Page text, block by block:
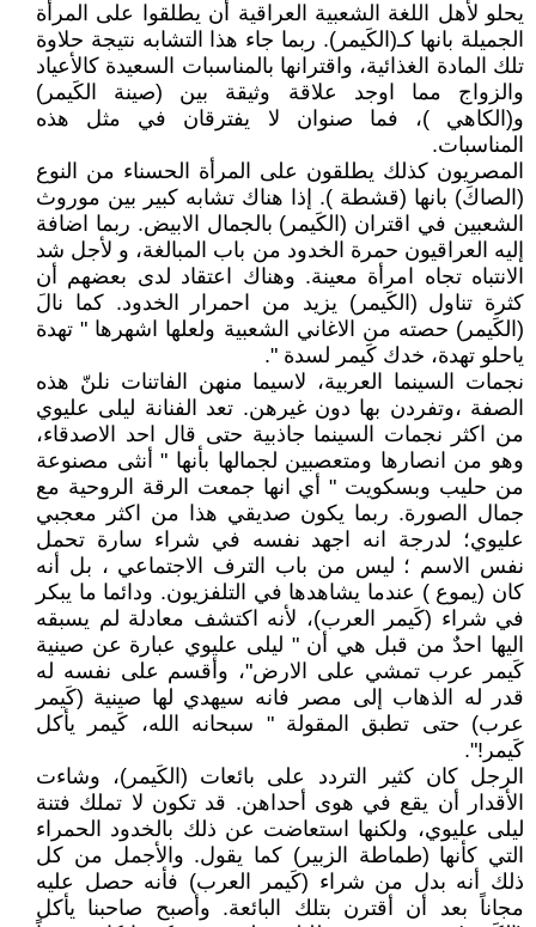
يحلو لأهل اللغة الشعبية العراقية أن يطلقوا على المرأة
الجميلة بانها كـ(الكَيمر). ربما جاء هذا التشابه نتيجة حلاوة
تلك المادة الغذائية، واقترانها بالمناسبات السعيدة كالأعياد
والزواج مما اوجد علاقة وثيقة بين (صينة الكَيمر)
و(الكاهي )، فما صنوان لا يفترقان في مثل هذه
المناسبات.
المصريون كذلك يطلقون على المرأة الحسناء من النوع
(الصاكَ) بانها (قشطة ). إذا هناك تشابه كبير بين موروث
الشعبين في اقتران (الكَيمر) بالجمال الابيض. ربما اضافة
إليه العراقيون حمرة الخدود من باب المبالغة، و لأجل شد
الانتباه تجاه امرأة معينة. وهناك اعتقاد لدى بعضهم أن
كثرة تناول (الكَيمر) يزيد من احمرار الخدود. كما نالَ
(الكَيمر) حصته من الاغاني الشعبية ولعلها اشهرها " تهدة
ياحلو تهدة، خدك كَيمر لسدة ".
نجمات السينما العربية، لاسيما منهن الفاتنات نلنّ هذه
الصفة ،وتفردن بها دون غيرهن. تعد الفنانة ليلى عليوي
من اكثر نجمات السينما جاذبية حتى قال احد الاصدقاء،
وهو من انصارها ومتعصبين لجمالها بأنها " أنثى مصنوعة
من حليب وبسكويت " أي انها جمعت الرقة الروحية مع
جمال الصورة. ربما يكون صديقي هذا من اكثر معجبي
عليوي؛ لدرجة انه اجهد نفسه في شراء سارة تحمل
نفس الاسم ؛ ليس من باب الترف الاجتماعي ، بل أنه
كان (يموع ) عندما يشاهدها في التلفزيون. ودائما ما يبكر
في شراء (كَيمر العرب)، لأنه اكتشف معادلة لم يسبقه
اليها احدٌ من قبل هي أن " ليلى عليوي عبارة عن صينية
كَيمر عرب تمشي على الارض"، وأقسم على نفسه له
قدر له الذهاب إلى مصر فانه سيهدي لها صينية (كَيمر
عرب) حتى تطبق المقولة " سبحانه الله، كَيمر يأكل
كَيمر!".
الرجل كان كثير التردد على بائعات (الكَيمر)، وشاءت
الأقدار أن يقع في هوى أحداهن. قد تكون لا تملك فتنة
ليلى عليوي، ولكنها استعاضت عن ذلك بالخدود الحمراء
التي كأنها (طماطة الزبير) كما يقول. والأجمل من كل
ذلك أنه بدل من شراء (كَيمر العرب) فأنه حصل عليه
مجاناً بعد أن أقترن بتلك البائعة. وأصبح صاحبنا يأكل